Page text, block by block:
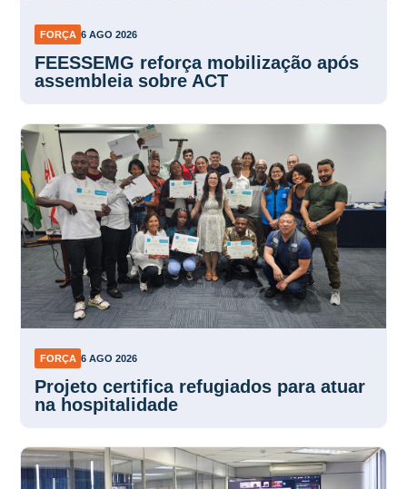
FORÇA 6 AGO 2026
FEESSEMG reforça mobilização após
assembleia sobre ACT
FORÇA 6 AGO 2026
Projeto certifica refugiados para atuar
na hospitalidade